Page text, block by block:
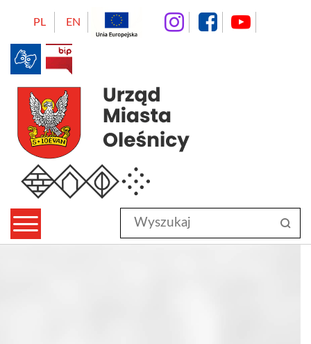
PL EN instagram
Wyszukaj
w
serwisie